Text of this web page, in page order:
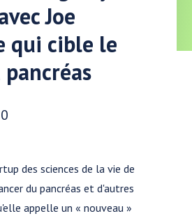
Joe
qui cible le
des sciences de la vie de
du pancréas et d'autres
appelle un « nouveau »